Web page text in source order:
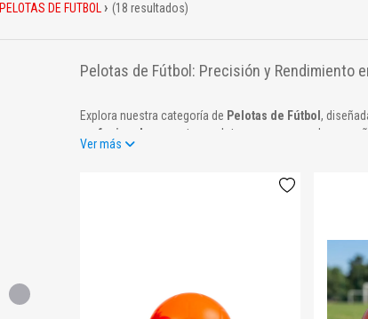
PELOTAS DE FUTBOL (18 resultados)
Pelotas de Fútbol: Precisión y Rendimiento
Explora nuestra categoría de Pelotas de Fútbol ,
profesionales
, nuestras pelotas aseguran un
resistentes y duraderas
adaptadas a superficies
están fabricadas con
profesional como recreativo
Ver más